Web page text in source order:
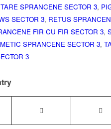
SPRANCENE SECTOR 3,
SECTOR 3, RETUS
FIR CU FIR SECTOR 3,
SPRANCENE SECTOR 3,
3